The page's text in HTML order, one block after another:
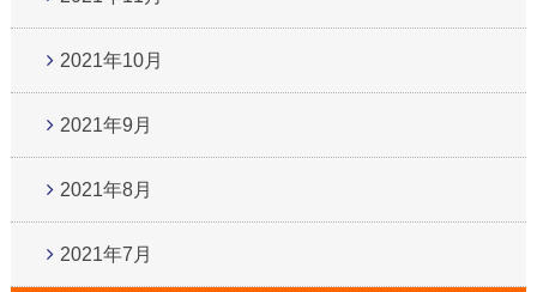
2021年10月
2021年9月
2021年8月
2021年7月